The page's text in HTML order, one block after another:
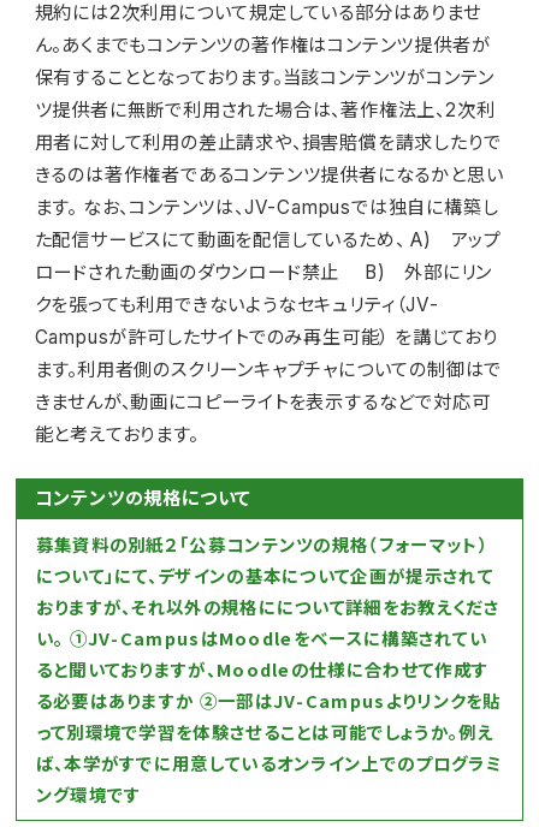
規約には2次利用について規定している部分はありませ
ん。あくまでもコンテンツの著作権はコンテンツ提供者が
保有することとなっております。当該コンテンツがコンテン
ツ提供者に無断で利用された場合は、著作権法上、2次利
用者に対して利用の差止請求や、損害賠償を請求したりで
きるのは著作権者であるコンテンツ提供者になるかと思い
ます。 なお、コンテンツは、JV-Campusでは独自に構築し
た配信サービスにて動画を配信しているため、 A) アップ
ロードされた動画のダウンロード禁止 B) 外部にリン
クを張っても利用できないようなセキュリティ（JV-
Campusが許可したサイトでのみ再生可能） を講じており
ます。利用者側のスクリーンキャプチャについての制御はで
きませんが、動画にコピーライトを表示するなどで対応可
能と考えております。
コンテンツの規格について
募集資料の別紙２「公募コンテンツの規格（フォーマット）
について」にて、デザインの基本について企画が提示されて
おりますが、それ以外の規格にについて詳細をお教えくださ
い。 ①JV-CampusはMoodleをベースに構築されてい
ると聞いておりますが、Moodleの仕様に合わせて作成す
る必要はありますか ②一部はJV-Campusよりリンクを貼
って別環境で学習を体験させることは可能でしょうか。例え
ば、本学がすでに用意しているオンライン上でのプログラミ
ング環境です